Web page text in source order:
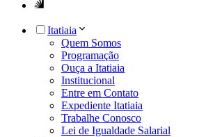
Itatiaia
Quem Somos
Programação
Ouça a Itatiaia
Institucional
Entre em Contato
Expediente Itatiaia
Trabalhe Conosco
Lei de Igualdade Salarial